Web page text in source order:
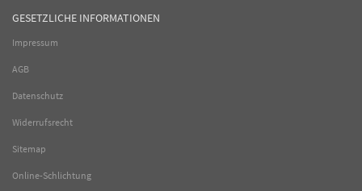
GESETZLICHE INFORMATIONEN
Impressum
AGB
Datenschutz
Widerrufsrecht
Sitemap
Online-Schlichtung